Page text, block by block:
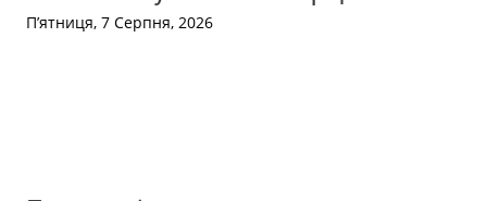
П’ятниця, 7 Серпня, 2026